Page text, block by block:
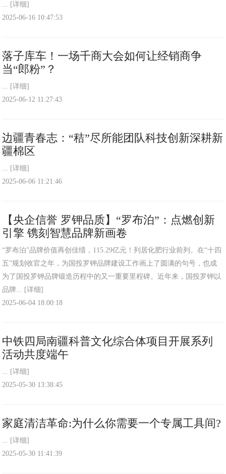
... [详细]
2025-06-16 10:47:53
落子库车！一场千商大会如何让经销商争
当“郎粉”？
... [详细]
2025-06-12 11:27:43
边疆青春志：“秸”尽所能团队科技创新深耕新
疆棉区
... [详细]
2025-06-06 11:21:46
【央企信誉 罗钾品质】“罗布泊”：点燃创新
引擎 镌刻智慧品牌新画卷
“罗布泊”品牌价值再创佳绩，115.29亿元！列居化肥行业前列。在“十四
五”规划收官之年，为国投罗钾品牌建设工作画上了圆满的句号，也成
为了国投罗钾品牌锻造历程中的又一重要里程碑。近年来，国投罗钾以
品牌... [详细]
2025-06-04 18:00:18
中铁四局南疆科普文化综合体项目开展系列
活动共度端午
... [详细]
2025-05-30 13:38:45
家庭清洁革命:为什么你需要一个专属工具间?
... [详细]
2025-05-30 11:41:39